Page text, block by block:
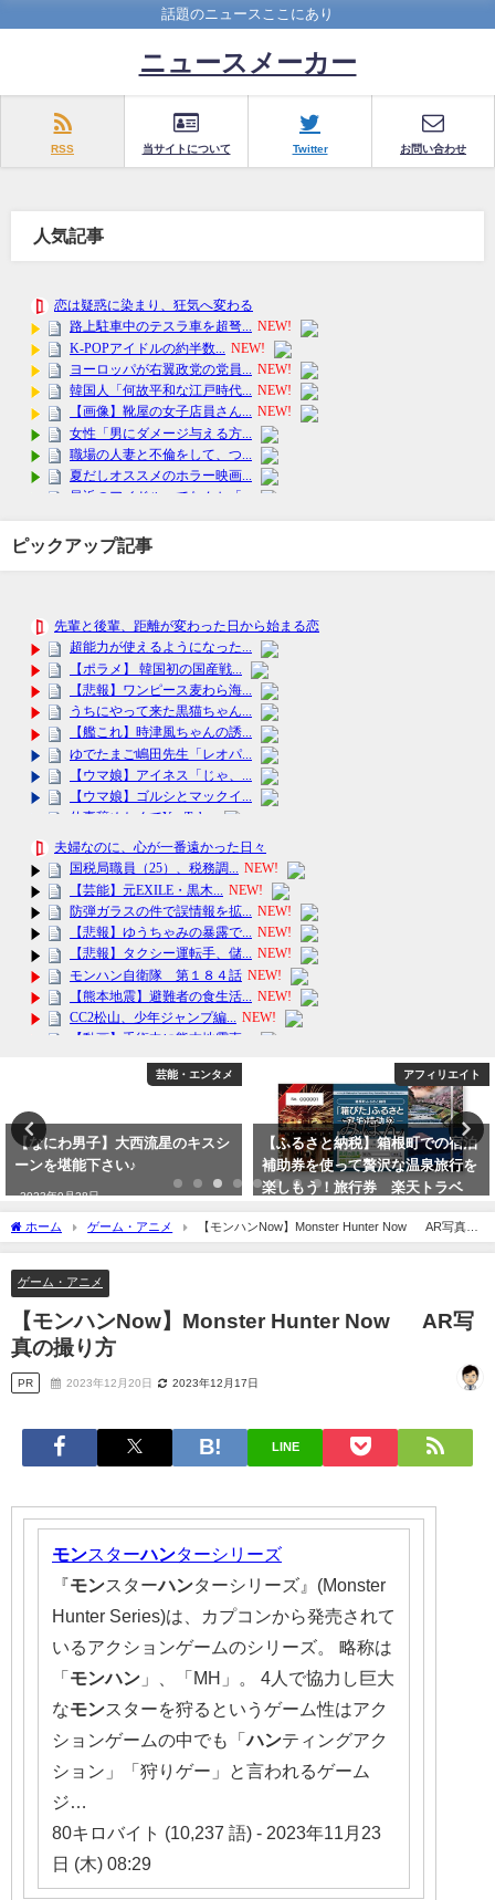
話題のニュースここにあり
ニュースメーカー
RSS 当サイトについて Twitter お問い合わせ
人気記事
ピックアップ記事
芸能・エンタメ
【なにわ男子】大西流星のキスシ
ーンを堪能下さい♪
2023年9月28日
アフィリエイト
【ふるさと納税】箱根町での宿泊
補助券を使って贅沢な温泉旅行を
楽しもう！旅行券 楽天トラベ
ル デートに近場で
ホーム ゲーム・アニメ
【モンハンNow】Monster Hunter Now AR写真の
撮り方
ゲーム・アニメ
【モンハンNow】Monster Hunter Now AR写
真の撮り方
PR 2023年12月20日 2023年12月17日
LINE
モンスターハンターシリーズ
『モンスターハンターシリーズ』(Monster
Hunter Series)は、カプコンから発売されて
いるアクションゲームのシリーズ。 略称は
「 モンハン 」、「MH」。 4人で協力し巨大
なモンスターを狩るというゲーム性はアク
ションゲームの中でも「 ハンティングアク
ション」「狩りゲー」と言われるゲーム
ジ…
80キロバイト (10,237 語) - 2023年11月23
日 (木) 08:29